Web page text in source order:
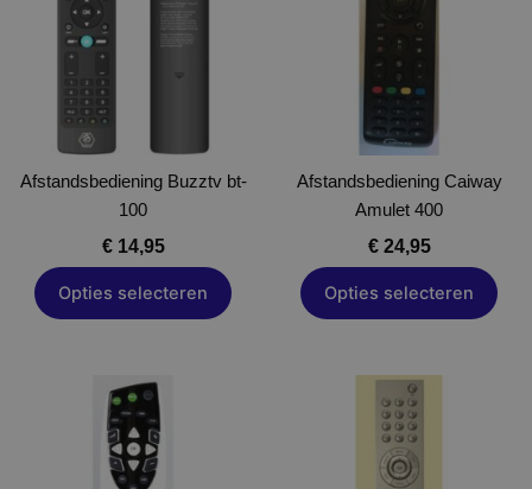
Afstandsbediening Buzztv bt-
100
€14,95
Opties selecteren
meerdere
gekozen
worden
op
de
productpagina
Afstandsbediening Caiway
Amulet 400
€24,95
Opties selecteren
meerdere
variaties.
Deze
optie
kan
gekozen
worden
op
de
productpagina
Dit
product
heeft
meerdere